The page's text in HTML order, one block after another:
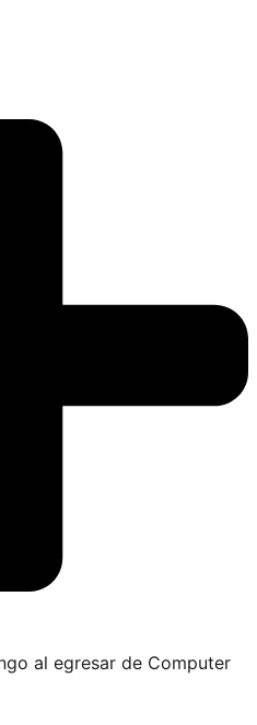
al egresar de Computer